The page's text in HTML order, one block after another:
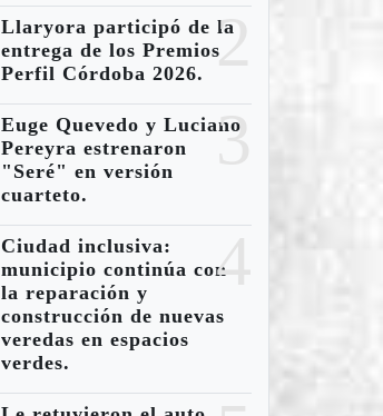
2
Llaryora participó de la
entrega de los Premios
Perfil Córdoba 2026.
3
Euge Quevedo y Luciano
Pereyra estrenaron
"Seré" en versión
cuarteto.
4
Ciudad inclusiva:
municipio continúa con
la reparación y
construcción de nuevas
veredas en espacios
verdes.